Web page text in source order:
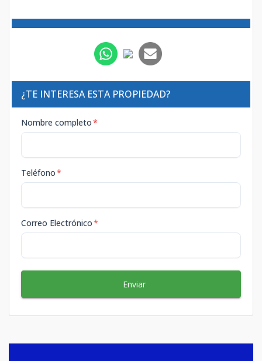
¿TE INTERESA ESTA PROPIEDAD?
Nombre completo*
Teléfono*
Correo Electrónico*
Enviar